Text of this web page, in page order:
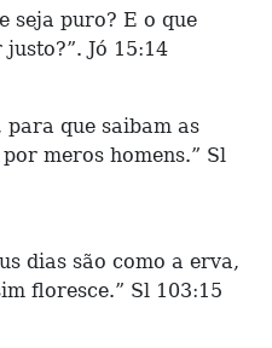
seja puro? E o que
Jó 15:14
para que saibam as
meros homens.” Sl
dias são como a erva,
floresce.” Sl 103:15